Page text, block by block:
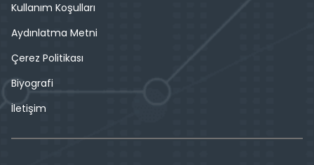
Kullanım Koşulları
Aydınlatma Metni
Çerez Politikası
Biyografi
İletişim